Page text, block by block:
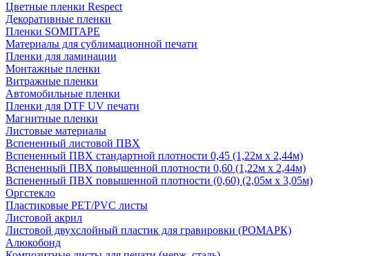
Цветные пленки Respect
Декоративные пленки
Пленки SOMITAPE
Материалы для сублимационной печати
Пленки для ламинации
Монтажные пленки
Витражные пленки
Автомобильные пленки
Пленки для DTF UV печати
Магнитные пленки
Листовые материалы
Вспененный листовой ПВХ
Вспененный ПВХ стандартной плотности 0,45 (1,22м х 2,44м)
Вспененный ПВХ повышенной плотности 0,60 (1,22м х 2,44м)
Вспененный ПВХ повышенной плотности (0,60) (2,05м х 3,05м)
Оргстекло
Пластиковые PET/PVC листы
Листовой акрил
Листовой двухслойный пластик для гравировки (РОМАРК)
Алюкобонд